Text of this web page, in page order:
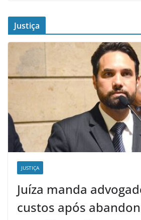
Justiça
JUSTIÇA
Juíza manda
custos após